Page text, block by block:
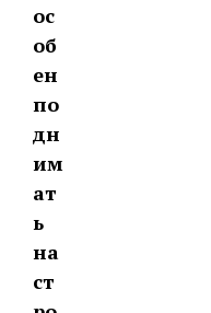
ос
об
ен
по
дн
им
ат
ь
на
ст